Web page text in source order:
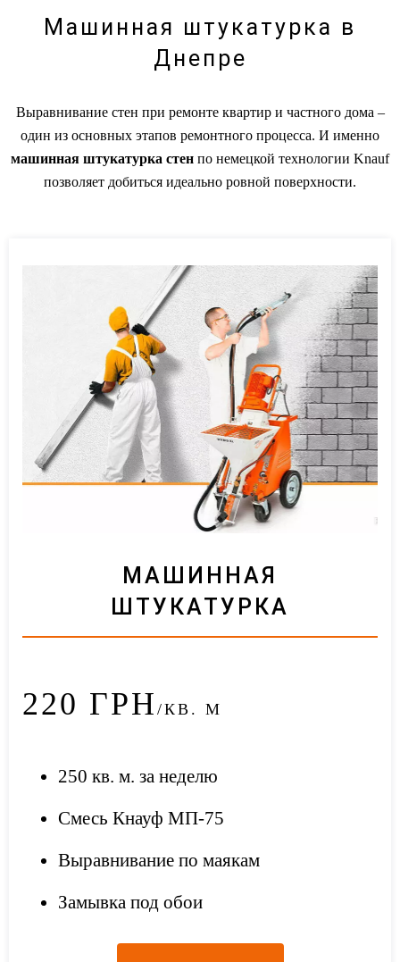
Машинная штукатурка в
Днепре
Выравнивание стен при ремонте квартир и частного дома –
один из основных этапов ремонтного процесса. И именно
машинная штукатурка стен по немецкой технологии Knauf
позволяет добиться идеально ровной поверхности.
МАШИННАЯ
ШТУКАТУРКА
220 ГРН /КВ. М
250 кв. м. за неделю
Смесь Кнауф МП-75
Выравнивание по маякам
Замывка под обои